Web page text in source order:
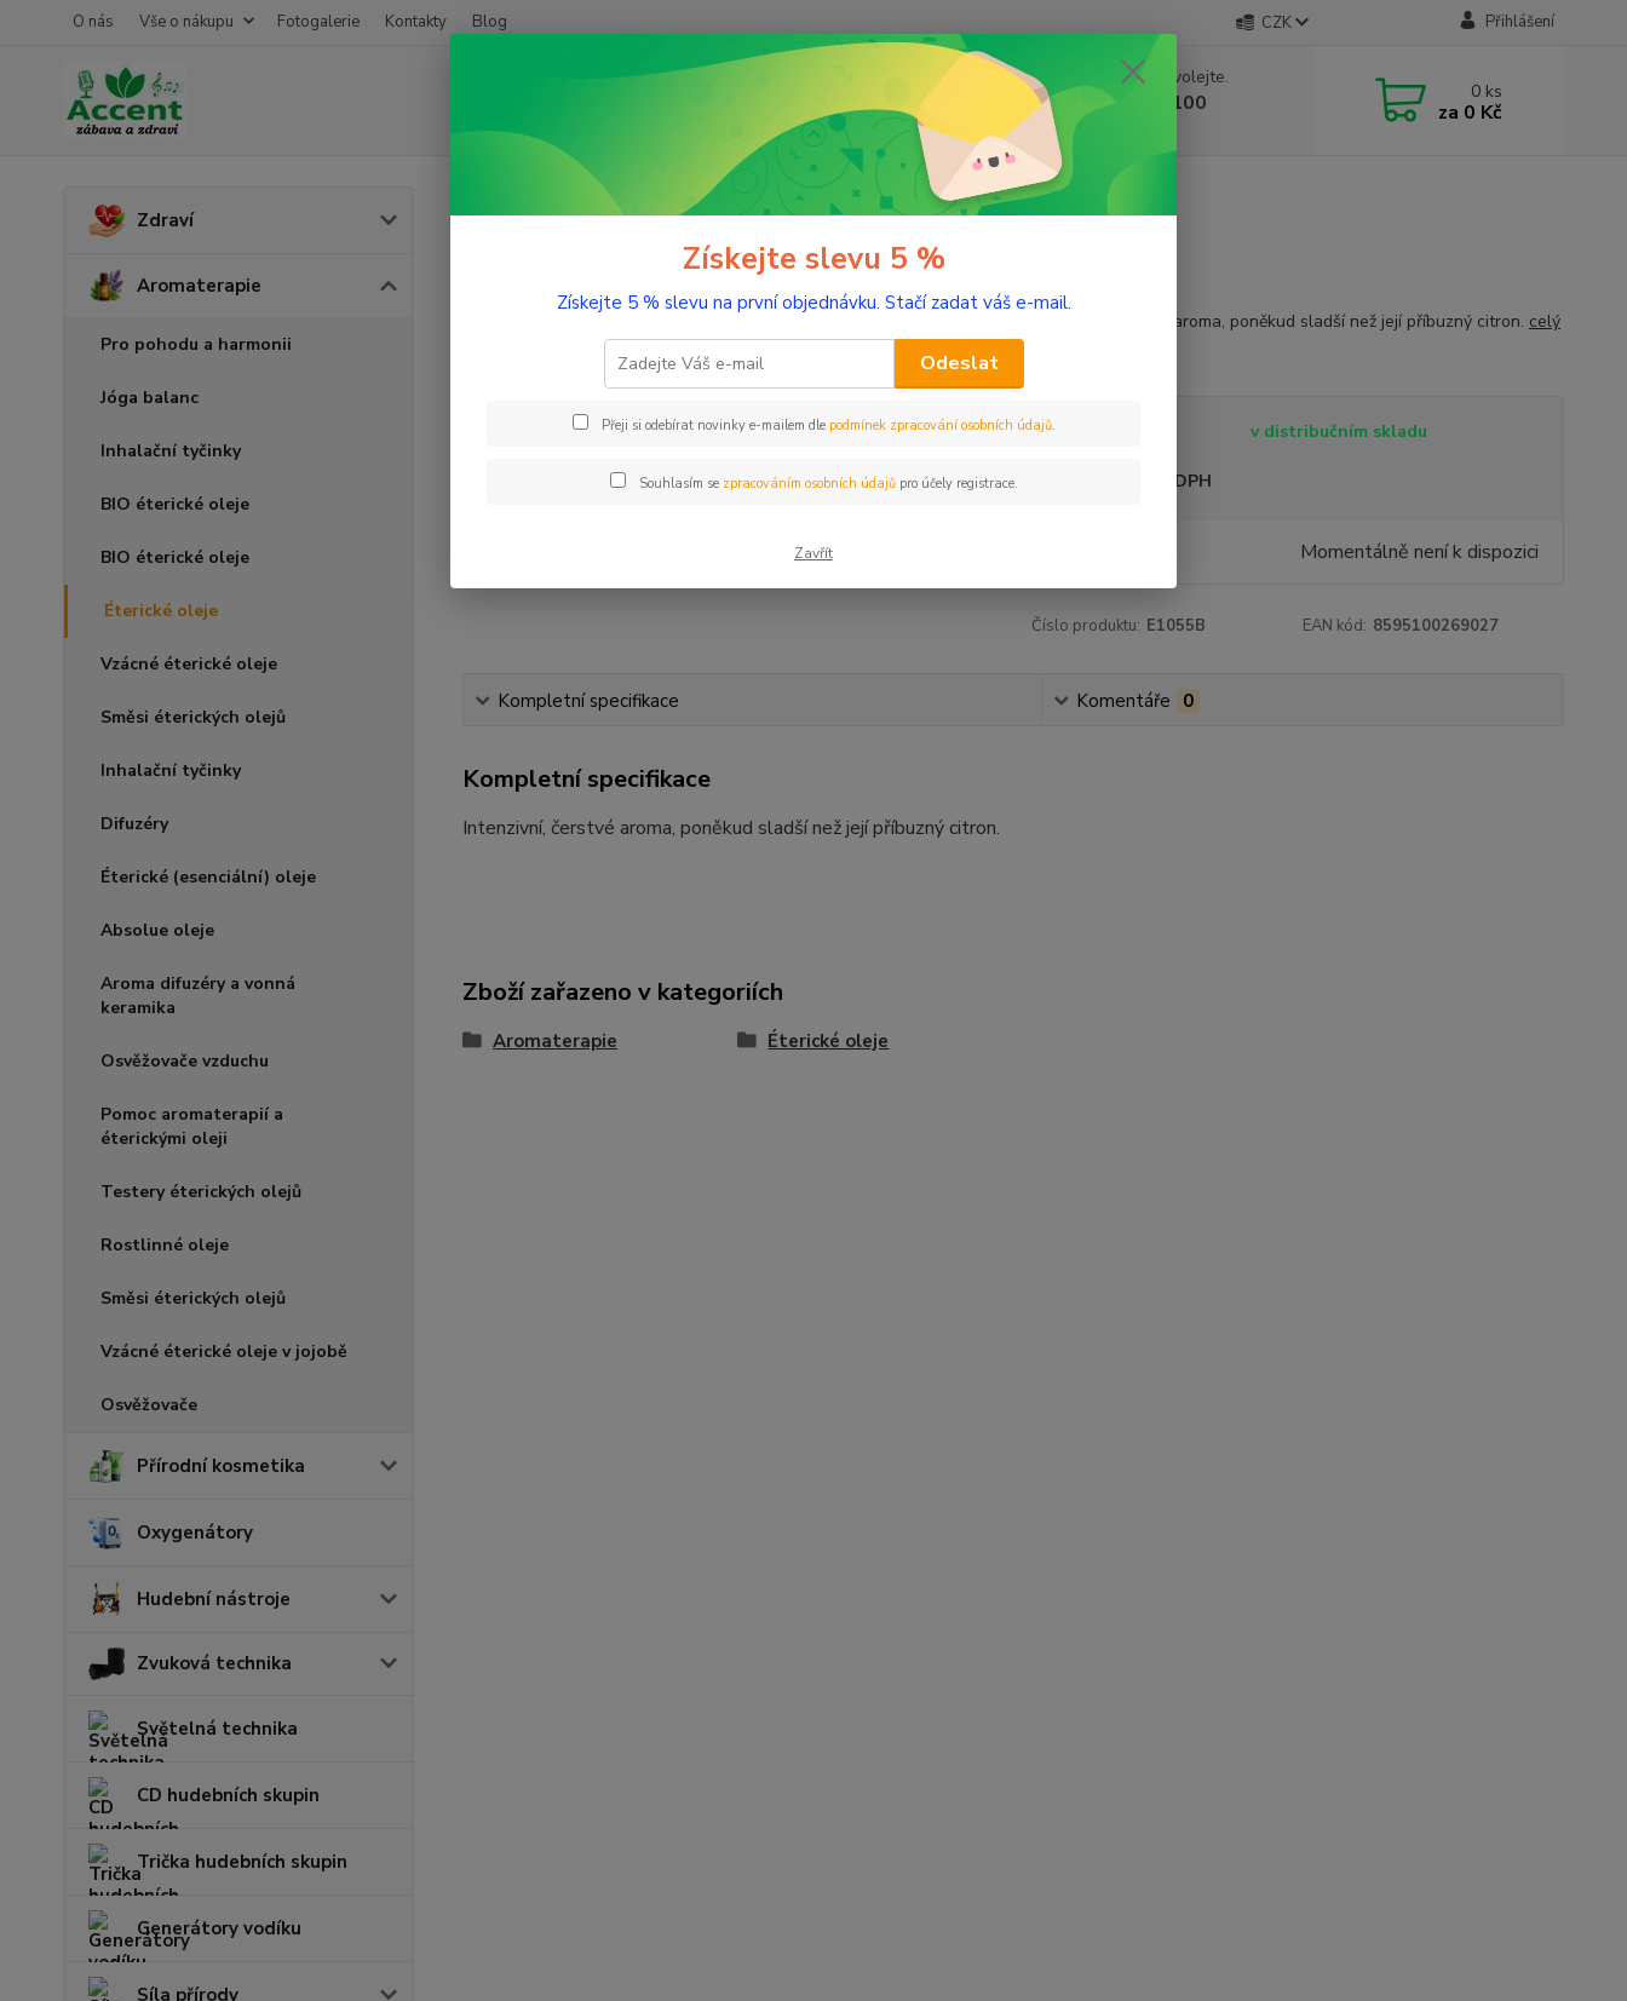
O nás Vše o nákupu Fotogalerie Kontakty Blog CZK Přihlášení
Nevíte si rady? Zavolejte.
+420 603 332 100
(Po-Pá, 10-17 hod.)
0 ks
za 0 Kč
Zdraví
Aromaterapie
Pro pohodu a harmonii
Jóga balanc
Inhalační tyčinky
BIO éterické oleje
BIO éterické oleje
Éterické oleje
Vzácné éterické oleje
Směsi éterických olejů
Inhalační tyčinky
Difuzéry
Éterické (esenciální) oleje
Absolue oleje
Aroma difuzéry a vonná
keramika
Osvěžovače vzduchu
Pomoc aromaterapií a
éterickými oleji
Testery éterických olejů
Rostlinné oleje
Směsi éterických olejů
Vzácné éterické oleje v jojobě
Osvěžovače
Přírodní kosmetika
Oxygenátory
Hudební nástroje
Zvuková technika
Světelná technika
CD hudebních skupin
Trička hudebních skupin
Generátory vodíku
Síla přírody
Aromaterapie Éterické oleje Limetka 10 ml
Limetka 10 ml
Intenzivní, čerstvé aroma, poněkud sladší než její příbuzný citron. celý
v distribučním skladu
Nejsme plátci DPH
Momentálně není k dispozici
Číslo produktu: E1055B EAN kód: 8595100269027
Kompletní specifikace Komentáře 0
Kompletní specifikace
Intenzivní, čerstvé aroma, poněkud sladší než její příbuzný citron.
Zboží zařazeno v kategoriích
Aromaterapie Éterické oleje
Získejte slevu 5 %
Získejte 5 % slevu na první objednávku. Stačí zadat váš e-mail.
Odeslat
Přeji si odebírat novinky e-mailem dle podmínek zpracování osobních údajů.
Souhlasím se zpracováním osobních údajůpro účely registrace.
Zavřít